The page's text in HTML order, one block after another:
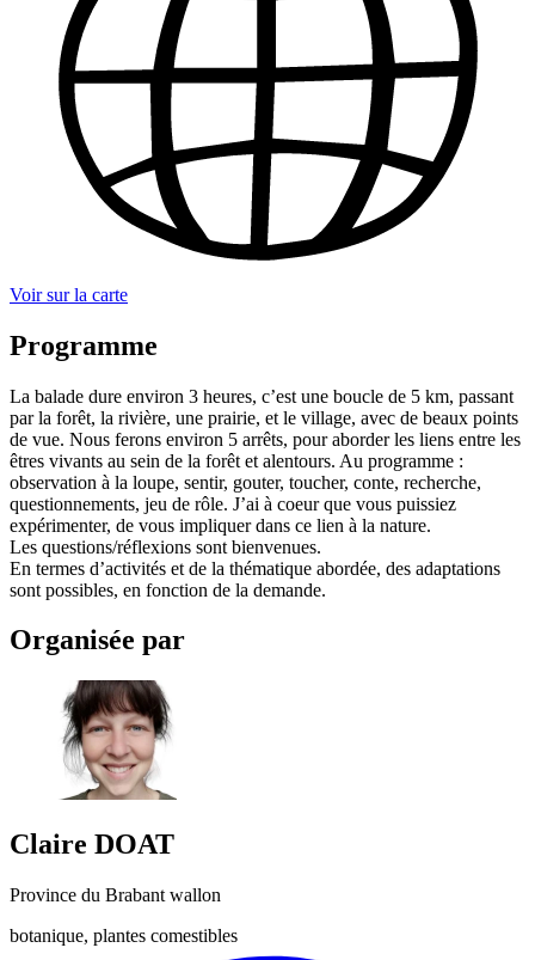
Voir sur la carte
Programme
La balade dure environ 3 heures, c’est une boucle de 5 km, passant
par la forêt, la rivière, une prairie, et le village, avec de beaux points
de vue. Nous ferons environ 5 arrêts, pour aborder les liens entre les
êtres vivants au sein de la forêt et alentours. Au programme :
observation à la loupe, sentir, gouter, toucher, conte, recherche,
questionnements, jeu de rôle. J’ai à coeur que vous puissiez
expérimenter, de vous impliquer dans ce lien à la nature.
Les questions/réflexions sont bienvenues.
En termes d’activités et de la thématique abordée, des adaptations
sont possibles, en fonction de la demande.
Organisée par
Claire DOAT
Province du Brabant wallon
botanique, plantes comestibles